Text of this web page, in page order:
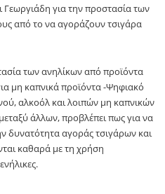
Γεωργιάδη για την προστασία των
από το να αγοράζουν τσιγάρα
των ανηλίκων από προϊόντα
μη καπνικά προϊόντα -Ψηφιακό
αλκοόλ και λοιπών μη καπνικών
άλλων, προβλέπει πως για να
δυνατότητα αγοράς τσιγάρων και
καθαρά με τη χρήση